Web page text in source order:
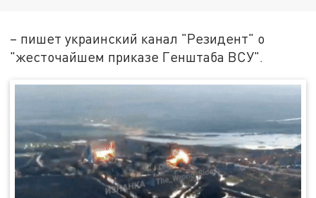
– пишет украинский канал "Резидент" о
"жесточайшем приказе Генштаба ВСУ".